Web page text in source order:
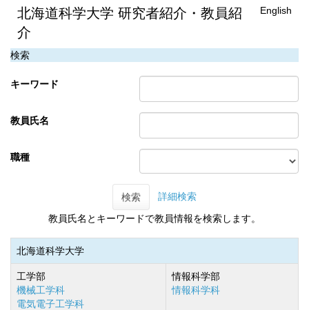
北海道科学大学 研究者紹介・教員紹
介
English
検索
キーワード
教員氏名
職種
検索 詳細検索
教員氏名とキーワードで教員情報を検索します。
北海道科学大学
工学部
機械工学科
電気電子工学科
情報科学部
情報科学科